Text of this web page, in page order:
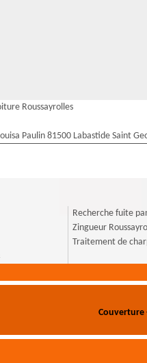
Roussayrolles
Paulin 81500 Labastide Saint
Recherche fuite
Zingueur
Traitement de
Couverture